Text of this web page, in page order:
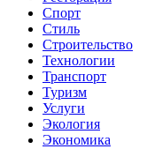
Спорт
Стиль
Строительство
Технологии
Транспорт
Туризм
Услуги
Экология
Экономика